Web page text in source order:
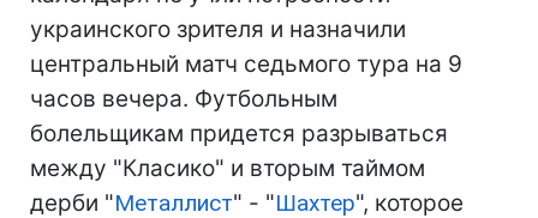
украинского зрителя и назначили
центральный матч седьмого тура на 9
часов вечера. Футбольным
болельщикам придется разрываться
между "Класико" и вторым таймом
дерби "Металлист" - "Шахтер", которое